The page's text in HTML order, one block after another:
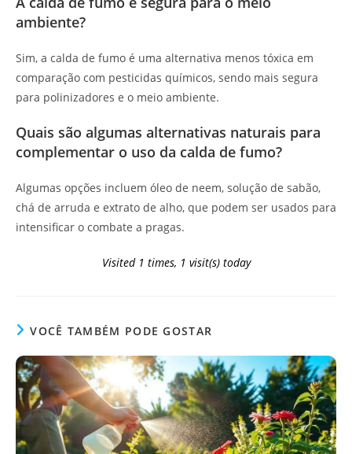
ambiente?
Sim, a calda de fumo é uma alternativa menos tóxica em
comparação com pesticidas químicos, sendo mais segura
para polinizadores e o meio ambiente.
Quais são algumas alternativas naturais para
complementar o uso da calda de fumo?
Algumas opções incluem óleo de neem, solução de sabão,
chá de arruda e extrato de alho, que podem ser usados para
intensificar o combate a pragas.
Visited 1 times, 1 visit(s) today
VOCÊ TAMBÉM PODE GOSTAR